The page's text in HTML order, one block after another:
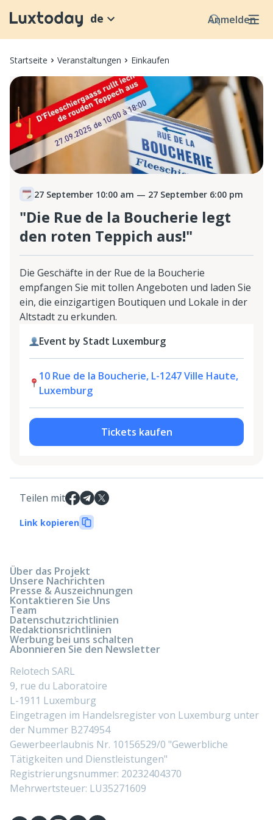
Anmelden
de
Startseite Veranstaltungen Einkaufen
27 September 10:00 am — 27 September 6:00 pm
"Die Rue de la Boucherie legt
den roten Teppich aus!"
Die Geschäfte in der Rue de la Boucherie
empfangen Sie mit tollen Angeboten und laden Sie
ein, die einzigartigen Boutiquen und Lokale in der
Altstadt zu erkunden.
Event by Stadt Luxemburg
10 Rue de la Boucherie, L-1247 Ville Haute,
Luxemburg
Tickets kaufen
Teilen mit
Link kopieren
Über das Projekt
Unsere Nachrichten
Presse & Auszeichnungen
Kontaktieren Sie Uns
Team
Datenschutzrichtlinien
Redaktionsrichtlinien
Werbung bei uns schalten
Abonnieren Sie den Newsletter
Relotech SARL
9, rue du Laboratoire
L-1911 Luxemburg
Eingetragen im Handelsregister von Luxemburg unter
der Nummer B274954
Gewerbeerlaubnis Nr. 10156529/0 "Gewerbliche
Tätigkeiten und Dienstleistungen"
Registrierungsnummer: 20232404370
Mehrwertsteuer: LU35271609